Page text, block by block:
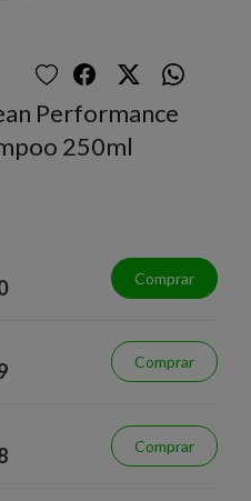
Performance
250ml
Comprar
Comprar
Comprar